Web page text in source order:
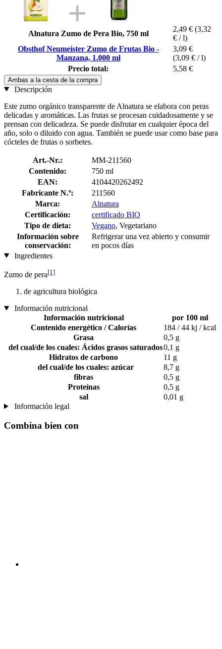
Alnatura Zumo de Pera Bio, 750 ml
2,49 € (3,32
€ / l)
Obsthof Neumeister Zumo de Frutas Bio -
Manzana, 1.000 ml
3,09 €
(3,09 € / l)
Precio total:
5,58 €
Ambas a la cesta de la compra
Descripción
Este zumo orgánico transparente de Alnatura se elabora con peras
delicadas y aromáticas. Las frutas se procesan cuidadosamente y se
prensan con delicadeza. Se puede disfrutar en cualquier época del
año, solo o diluido con agua. También se puede usar como base para
cócteles de frutas o sorbetes.
Art.-Nr.:
MM-211560
Contenido:
750 ml
EAN:
4104420262492
Fabricante N.º:
211560
Marca:
Alnatura
Certificación:
certificado BIO
Tipo de dieta:
Vegano, Vegetariano
Información sobre
conservación:
Refrigerar una vez abierto y consumir
en pocos días
Ingredientes
Zumo de pera[1]
de agricultura biológica
Información nutricional
Información nutricional
por 100 ml
Contenido energético / Calorías
184 / 44 kj / kcal
Grasa
0,5 g
del cual/de los cuales: Ácidos grasos saturados0,1 g
Hidratos de carbono
11 g
del cual/de los cuales: azúcar
8,7 g
fibras
0,5 g
Proteínas
0,5 g
sal
0,01 g
Información legal
Combina bien con